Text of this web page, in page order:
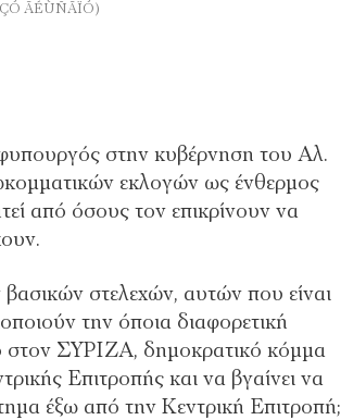
ÃÉÙÑÃÏÓ)
στην κυβέρνηση του Αλ.
εκλογών ως ένθερμος
από όσους τον επικρίνουν να
στελεχών, αυτών που είναι
την όποια διαφορετική
στον ΣΥΡΙΖΑ, δημοκρατικό κόμμα
Επιτροπής και να βγαίνει να
έξω από την Κεντρική Επιτροπή;